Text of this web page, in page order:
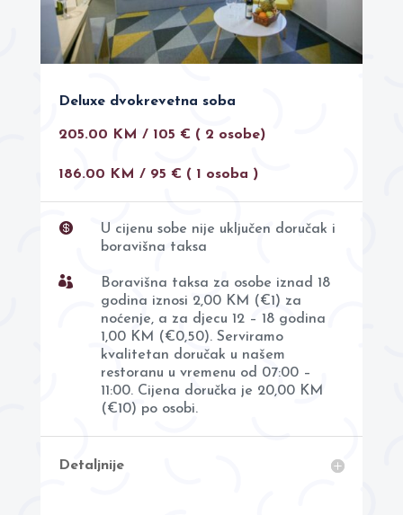
Deluxe dvokrevetna soba
205.00 KM / 105 € ( 2 osobe)
186.00 KM / 95 € ( 1 osoba )

U cijenu sobe nije uključen doručak i
boravišna taksa

Boravišna taksa za osobe iznad 18
godina iznosi 2,00 KM (€1) za
noćenje, a za djecu 12 – 18 godina
1,00 KM (€0,50). Serviramo
kvalitetan doručak u našem
restoranu u vremenu od 07:00 –
11:00. Cijena doručka je 20,00 KM
(€10) po osobi.
Detaljnije